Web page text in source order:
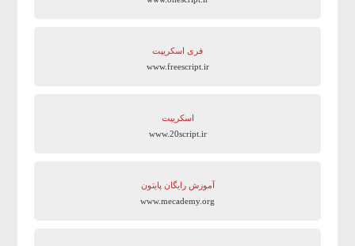
فری اسکریپت
www.freescript.ir
اسکریپت
www.20script.ir
آموزش رایگان پایتون
www.mecademy.org